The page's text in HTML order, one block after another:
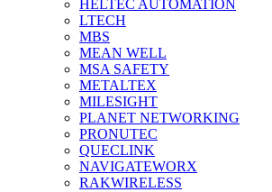
HELTEC AUTOMATION
LTECH
MBS
MEAN WELL
MSA SAFETY
METALTEX
MILESIGHT
PLANET NETWORKING
PRONUTEC
QUECLINK
NAVIGATEWORX
RAKWIRELESS